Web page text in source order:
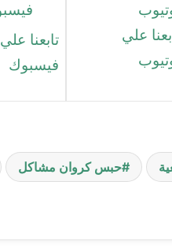
علي
تابعنا علي
فيسبوك
حبس كروان مشاكل